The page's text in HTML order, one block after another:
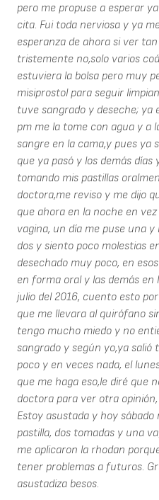
pero me propuse a esperar
cita. Fui toda nerviosa y ya
esperanza de ahora si ver
tristemente no,solo varios
estuviera la bolsa pero muy
misiprostol para seguir
tuve sangrado y deseche; ya
pm me la tome con agua y a
sangre en la cama,y pues ya
que ya pasó y los demás
tomando mis pastillas
doctora,me reviso y me dijo
que ahora en la noche en
vagina, un día me puse una
dos y siento poco molestias
desechado muy poco, en
en forma oral y las demás en
julio del 2016, cuento esto
que me llevara al quirófano
tengo mucho miedo y no
sangrado y según yo,ya salió
poco y en veces nada, el
que me haga eso,le diré que
doctora para ver otra
Estoy asustada y hoy
pastilla, dos tomadas y una
me aplicaron la rhodan
tener problemas a futuros.
asustadiza besos.